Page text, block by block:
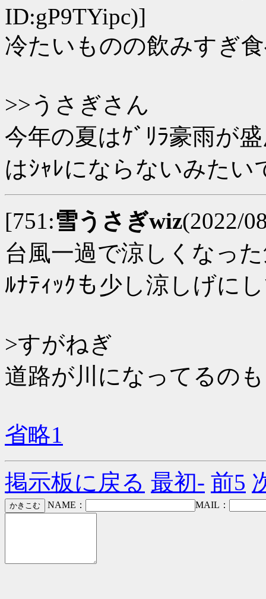
ID:gP9TYipc)]
冷たいものの飲みすぎ
>>うさぎさん
今年の夏はｹﾞﾘﾗ豪雨が
はｼｬﾚにならないみたい
[751:雪うさぎwiz(2022/
台風一過で涼しくなっ
ﾙﾅﾃｨｯｸも少し涼しげに
>すがねぎ
道路が川になってるの
省略1
掲示板に戻る 最初- 前5
NAME： MAIL：